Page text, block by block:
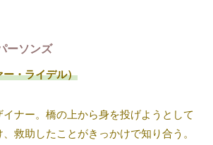
ーソンズ
・ライデル）
ナー。橋の上から身を投げようとして
救助したことがきっかけで知り合う。